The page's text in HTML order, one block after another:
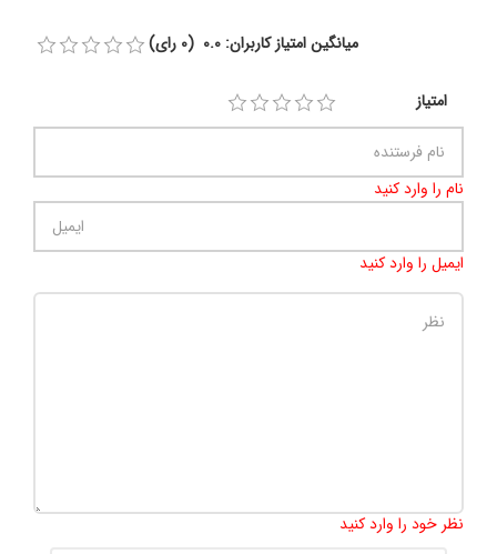
میانگین امتیاز کاربران: 0.0 (0 رای)
امتیاز
نام را وارد کنید
ایمیل را وارد کنید
نظر خود را وارد کنید